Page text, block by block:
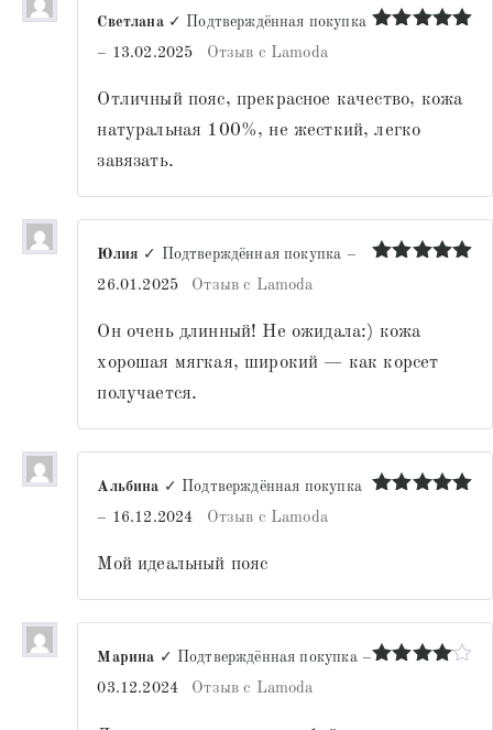
Светлана ✓ Подтверждённая покупка
– 13.02.2025 Отзыв с Lamoda
Отличный пояс, прекрасное качество, кожа
натуральная 100%, не жесткий, легко
завязать.
Юлия ✓ Подтверждённая покупка –
26.01.2025
Отзыв с Lamoda
Он очень длинный! Не ожидала:) кожа
хорошая мягкая, широкий — как корсет
получается.
Альбина ✓ Подтверждённая покупка
– 16.12.2024 Отзыв с Lamoda
Мой идеальный пояс
Марина ✓ Подтверждённая покупка –
03.12.2024
Отзыв с Lamoda